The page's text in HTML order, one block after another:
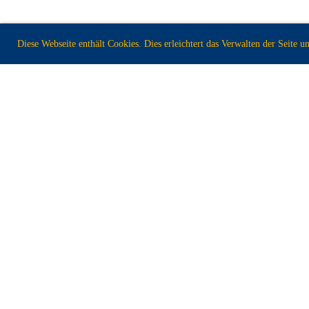
Diese Webseite enthält Cookies. Dies erleichtert das Verwalten der Seite